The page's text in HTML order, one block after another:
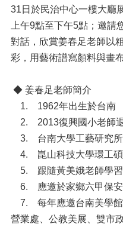
務
專
區
性
別
流
網
31日於民治中心一樓大廳
上午9點至下午5點；邀請
對話，欣賞姜春足老師以
彩，用藝術譜寫顏料與畫
◆ 姜春足老師簡介
1. 1962年出生於台南
2. 2013復興國小老師
3. 台南大學工藝研究所
4. 崑山科技大學環工碩
5. 跟隨黃美娥老師學
6. 應邀於家鄉六甲保安
7. 每年應邀台南美學館
營業處、公教美展、雙市